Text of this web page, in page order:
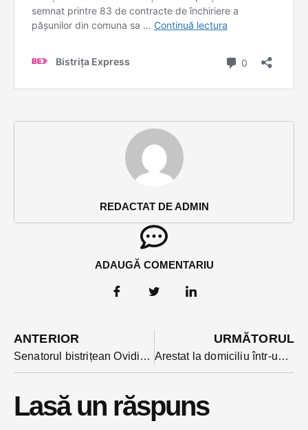
REDACTAT DE ADMIN
ADAUGĂ COMENTARIU
ANTERIOR
Senatorul bistrițean Ovidiu Florean postare caustică la adresa deputatului Sighiartău: ” Unde ți-e consecvența?”
URMĂTORUL
Arestat la domiciliu într-un dosar amplu de trafic de droguri, un tânăr din Bistrița și-a văzut de vechiul ”business”. Acum e alături de foștii parteneri
Lasă un răspuns